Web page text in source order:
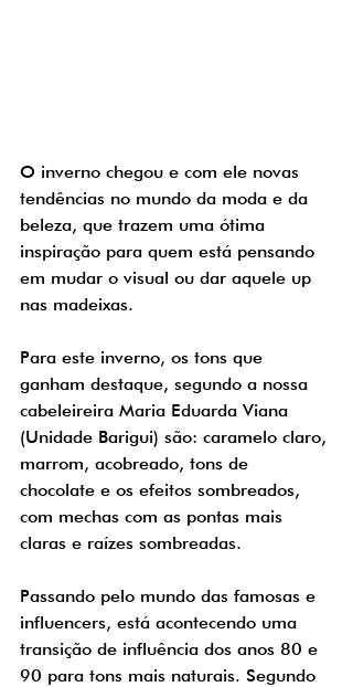
O inverno chegou e com ele novas
tendências no mundo da moda e da
beleza, que trazem uma ótima
inspiração para quem está pensando
em mudar o visual ou dar aquele up
nas madeixas.
Para este inverno, os tons que
ganham destaque, segundo a nossa
cabeleireira Maria Eduarda Viana
(Unidade Barigui) são: caramelo claro,
marrom, acobreado, tons de
chocolate e os efeitos sombreados,
com mechas com as pontas mais
claras e raízes sombreadas.
Passando pelo mundo das famosas e
influencers, está acontecendo uma
transição de influência dos anos 80 e
90 para tons mais naturais. Segundo